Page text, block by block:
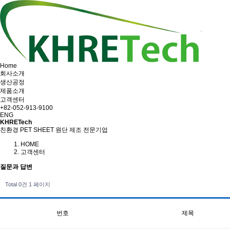
Home
회사소개
생산공정
제품소개
고객센터
+82-052-913-9100
ENG
KHRETech
친환경 PET SHEET 원단 제조 전문기업
HOME
고객센터
질문과 답변
Total 0건 1 페이지
번호 제목